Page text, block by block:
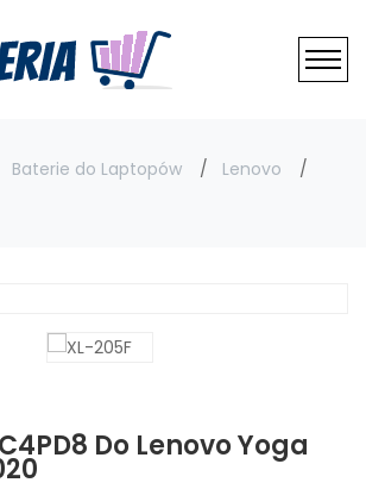
Baterie do Laptopów
Lenovo
Do Lenovo Yoga